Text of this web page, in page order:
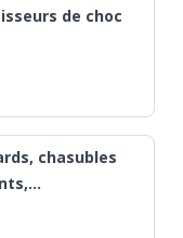
de choc
chasubles